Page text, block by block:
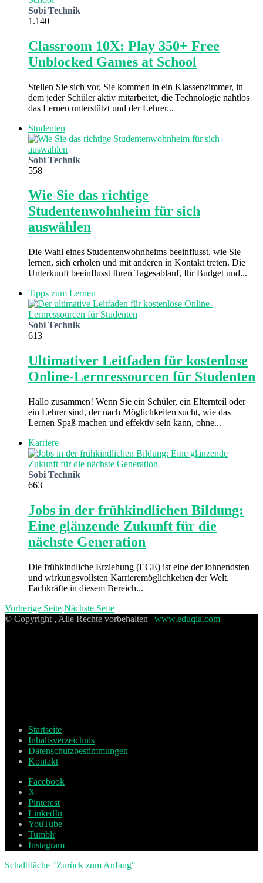
Sobi Technik
1.140
Classroom 10X: Play 350+ Free
Unblocked Games at School
Stellen Sie sich vor, Sie kommen in ein Klassenzimmer, in
dem jeder Schüler aktiv mitarbeitet, die Technologie nahtlos
das Lernen unterstützt und der Lehrer...
Studenten
Sobi Technik
558
Wie Sie das richtige
Studentenwohnheim für sich
auswählen
Die Wahl eines Studentenwohnheims beeinflusst, wie Sie
lernen, sich erholen und mit anderen in Kontakt treten. Die
Unterkunft beeinflusst Ihren Tagesablauf, Ihr Budget und...
Tipps zum Lernen
Sobi Technik
613
Ultimativer Leitfaden für kostenlose
Online-Lernressourcen für Studenten
Hallo zusammen! Wenn Sie ein Schüler, ein Elternteil oder
ein Lehrer sind, der nach Möglichkeiten sucht, wie das
Lernen Spaß machen und effektiv sein kann, ohne...
Karriere
Sobi Technik
663
Jobs in der frühkindlichen Bildung:
Eine glänzende Zukunft für die
nächste Generation
Die frühkindliche Erziehung (ECE) ist eine der lohnendsten
und wirkungsvollsten Karrieremöglichkeiten der Welt.
Fachkräfte in diesem Bereich...
Vorherige Seite Nächste Seite
© Copyright , Alle Rechte vorbehalten | www.eduqia.com
Startseite
Inhaltsverzeichnis
Datenschutzbestimmungen
Kontakt
Facebook
X
Pinterest
LinkedIn
YouTube
Tumblr
Instagram
Schaltfläche "Zurück zum Anfang"